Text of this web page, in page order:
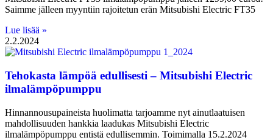
Saimme jälleen myyntiin rajoitetun erän Mitsubishi Electric FT35
Lue lisää »
2.2.2024
Tehokasta lämpöä edullisesti – Mitsubishi Electric
ilmalämpöpumppu
Hinnannousupaineista huolimatta tarjoamme nyt ainutlaatuisen
mahdollisuuden hankkia laadukas Mitsubishi Electric
ilmalämpöpumppu entistä edullisemmin. Toimimalla 15.2.2024